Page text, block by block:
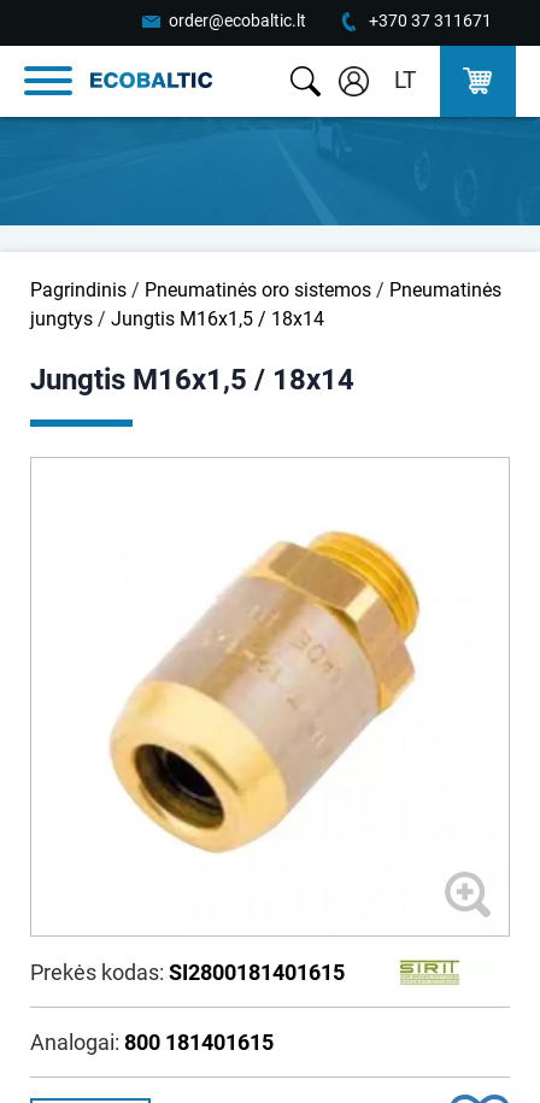
order@ecobaltic.lt +370 37 311671
LT
Pagrindinis / Pneumatinės oro sistemos / Pneumatinės
jungtys / Jungtis M16x1,5 / 18x14
Jungtis M16x1,5 / 18x14
Prekės kodas: SI2800181401615
Analogai: 800 181401615